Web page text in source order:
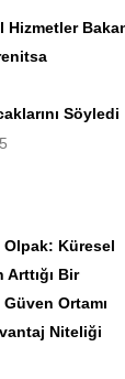
Hizmetler
Söyledi
Olpak: Küresel
Bir
Ortamı
Niteliği